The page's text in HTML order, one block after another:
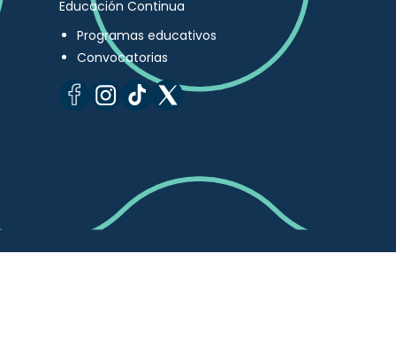
Educación Continua
Programas educativos
Convocatorias